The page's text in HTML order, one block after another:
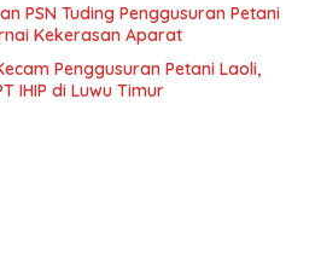
PSN Tuding Penggusuran Petani
Kekerasan Aparat
Penggusuran Petani Laoli,
IHIP di Luwu Timur